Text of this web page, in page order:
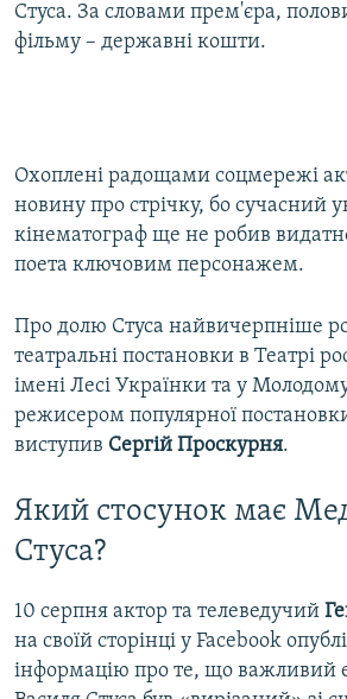
Стуса. За словами прем'єра,
фільму – державні кошти.
Охоплені радощами соцмережі
новину про стрічку, бо сучасний
кінематограф ще не робив
поета ключовим персонажем.
Про долю Стуса найвичерпніше
театральні постановки в Театрі
імені Лесі Українки та у
режисером популярної
виступив Сергій Проскурня.
Який стосунок має
Стуса?
10 серпня актор та телеведучий
на своїй сторінці у Facebook
інформацію про те, що важливий